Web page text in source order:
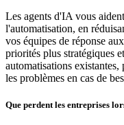
Les agents d'IA vous
l'automatisation, en
vos équipes de réponse
priorités plus stratégiques
automatisations existantes,
les problèmes en cas de
Que perdent les entreprises